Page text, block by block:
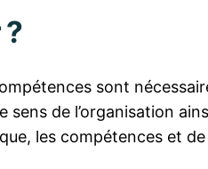
sont
sens de l’organisation
les compétences et de